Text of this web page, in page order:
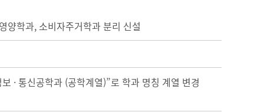
양학과, 소비자주거학과 분리 신설
· 통신공학과 (공학계열)”로 학과 명칭 계열 변경